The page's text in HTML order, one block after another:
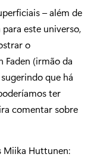
– além de
este universo,
o
Faden (irmão da
que há
ter
comentar sobre
Miika Huttunen: